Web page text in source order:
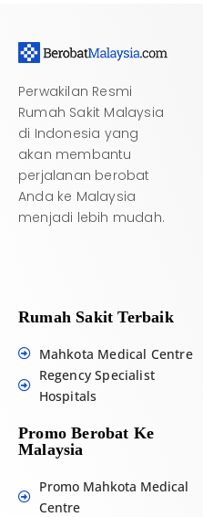
Perwakilan Resmi
Rumah Sakit Malaysia
di Indonesia yang
akan membantu
perjalanan berobat
Anda ke Malaysia
menjadi lebih mudah.
Rumah Sakit Terbaik
Mahkota Medical Centre
Regency Specialist
Hospitals
Promo Berobat Ke
Malaysia
Promo Mahkota Medical
Centre